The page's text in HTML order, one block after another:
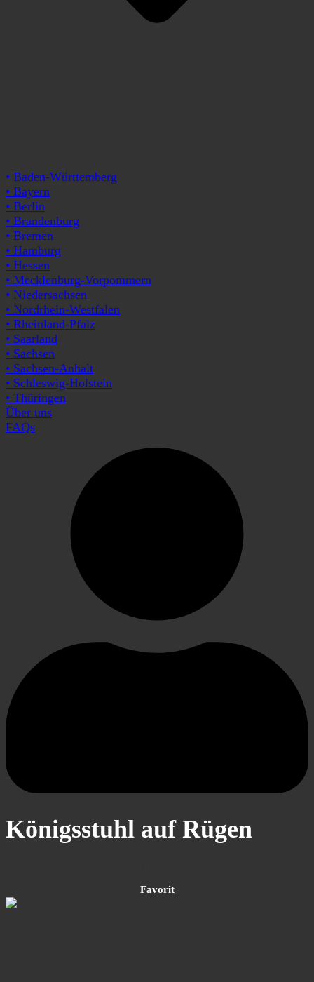
• Baden-Württemberg
• Bayern
• Berlin
• Brandenburg
• Bremen
• Hamburg
• Hessen
• Mecklenburg-Vorpommern
• Niedersachsen
• Nordrhein-Westfalen
• Rheinland-Pfalz
• Saarland
• Sachsen
• Sachsen-Anhalt
• Schleswig-Holstein
• Thüringen
Über uns
FAQs
Königsstuhl auf Rügen
Favorit